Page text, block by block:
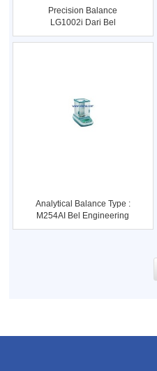
Precision Balance
LG1002i Dari Bel
Engineering Uk
Analytical Balance Type :
M254AI Bel Engineering
U